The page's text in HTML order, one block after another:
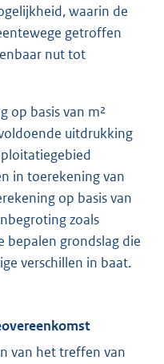
waarin de
getroffen
nut tot
op basis van m²
uitdrukking
in toerekening van
op basis van
zoals
bepalen grondslag die
verschillen in baat.
van het treffen van